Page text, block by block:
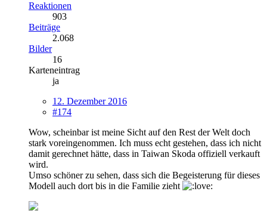
Reaktionen
903
Beiträge
2.068
Bilder
16
Karteneintrag
ja
12. Dezember 2016
#174
Wow, scheinbar ist meine Sicht auf den Rest der Welt doch
stark voreingenommen. Ich muss echt gestehen, dass ich nicht
damit gerechnet hätte, dass in Taiwan Skoda offiziell verkauft
wird.
Umso schöner zu sehen, dass sich die Begeisterung für dieses
Modell auch dort bis in die Familie zieht